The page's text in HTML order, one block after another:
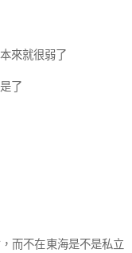
來就很弱了
了
而不在東海是不是私立